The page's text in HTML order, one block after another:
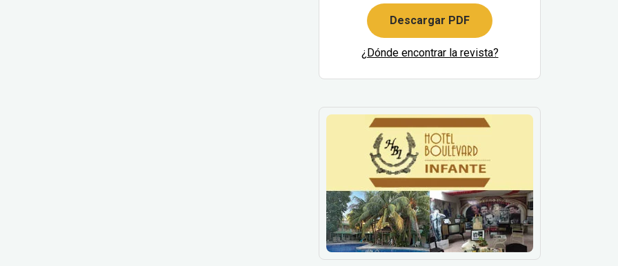
Descargar PDF
¿Dónde encontrar la revista?